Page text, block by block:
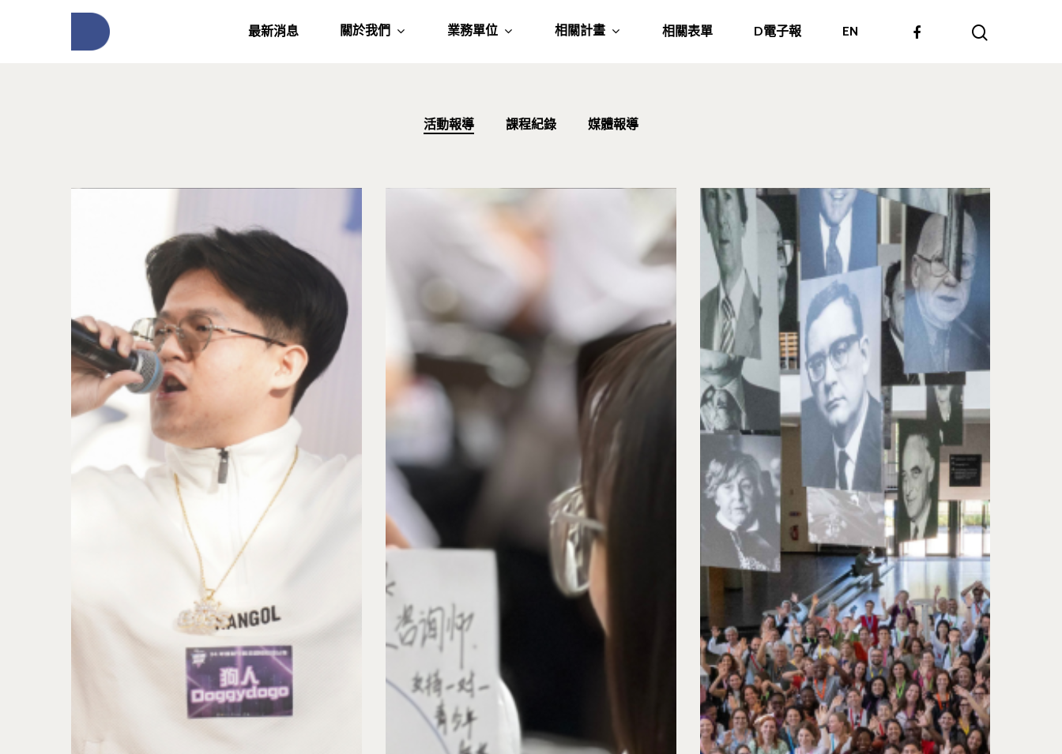
按下Enter開始搜尋，或Esc關閉跳窗
最新消息 關於我們 業務單位 相關計畫 相關表單 D電子報 EN
活動報導 課程紀錄 媒體報導